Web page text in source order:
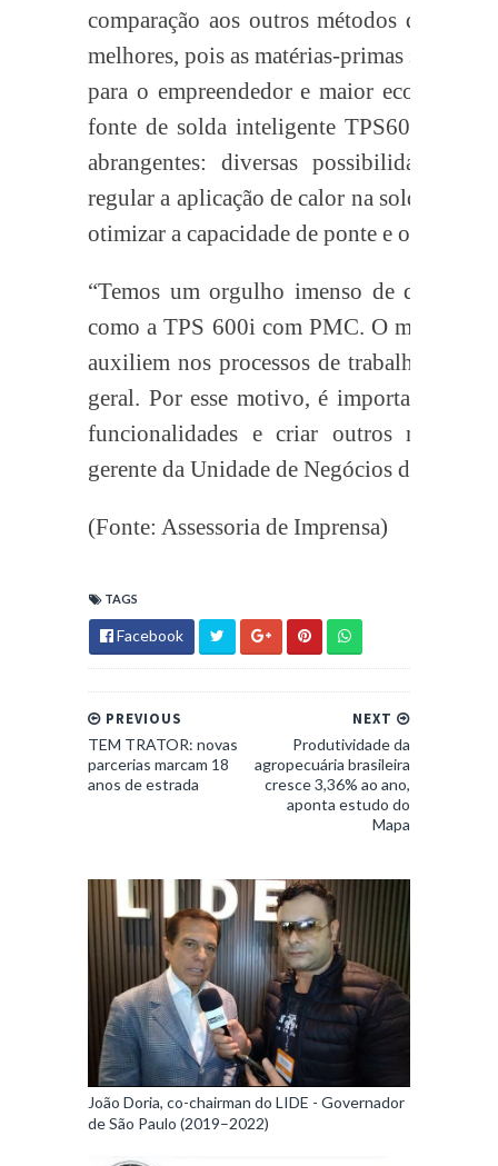
comparação aos outros métodos de
melhores, pois as matérias-primas são
para o empreendedor e maior economia
fonte de solda inteligente TPS600i,
abrangentes: diversas possibilidades
regular a aplicação de calor na soldagem
otimizar a capacidade de ponte e o perfil
“Temos um orgulho imenso de
como a TPS 600i com PMC. O mercado
auxiliem nos processos de trabalho,
geral. Por esse motivo, é importante
funcionalidades e criar outros mais
gerente da Unidade de Negócios de
(Fonte: Assessoria de Imprensa)
TAGS
Facebook
NEXT
Produtividade da
agropecuária brasileira
cresce 3,36% ao ano,
aponta estudo do
Mapa
PREVIOUS
TEM TRATOR: novas
parcerias marcam 18
anos de estrada
João Doria, co-chairman do LIDE - Governador
de São Paulo (2019–2022)